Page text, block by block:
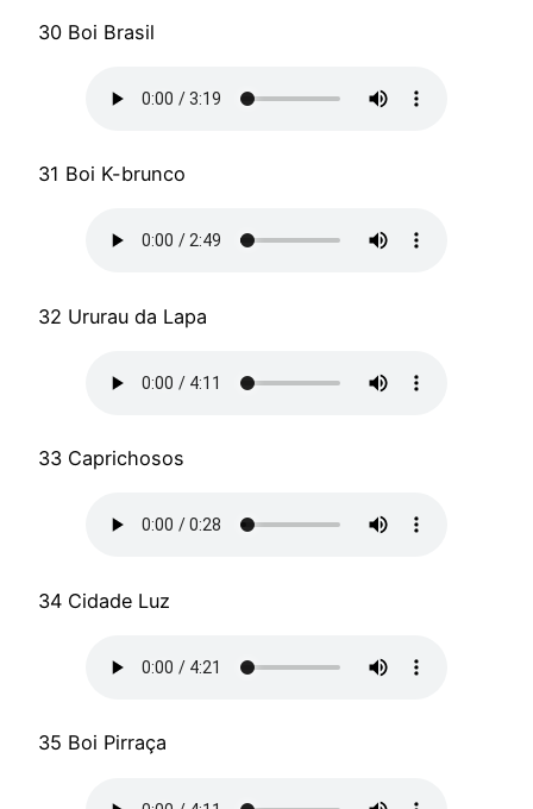
30 Boi Brasil
31 Boi K-brunco
32 Ururau da Lapa
33 Caprichosos
34 Cidade Luz
35 Boi Pirraça